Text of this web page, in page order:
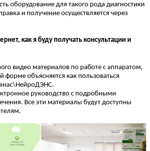
оборудование для такого рода диагностики
и получение осуществляется через
как я буду получать консультации и
видео материалов по работе с аппаратом,
форме объясняется как пользоваться
руководство с подробными
Все эти материалы будут доступны